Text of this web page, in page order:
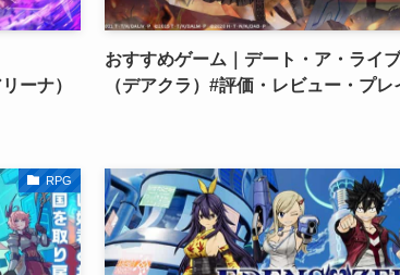
ーナ）
おすすめゲーム｜デート・ア・ライ
（デアクラ）#評価・レビュー・プレ
RPG